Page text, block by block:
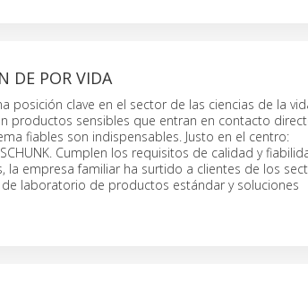
DE POR VIDA
posición clave en el sector de las ciencias de la
productos sensibles que entran en contacto
fiables son indispensables. Justo en el centro:
Cumplen los requisitos de calidad y
la empresa familiar ha surtido a clientes de los
laboratorio de productos estándar y soluciones